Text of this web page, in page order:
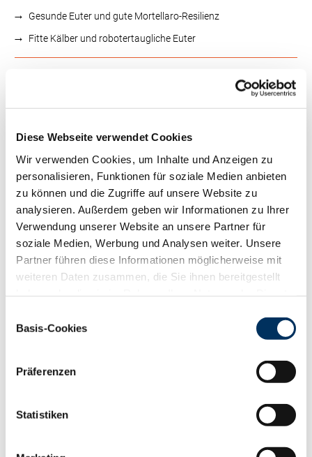
Diese Webseite verwendet Cookies
Wir verwenden Cookies, um Inhalte und Anzeigen zu
personalisieren, Funktionen für soziale Medien anbieten
zu können und die Zugriffe auf unsere Website zu
analysieren. Außerdem geben wir Informationen zu Ihrer
Verwendung unserer Website an unsere Partner für
soziale Medien, Werbung und Analysen weiter. Unsere
Partner führen diese Informationen möglicherweise mit
weiteren Daten zusammen, die Sie ihnen bereitgestellt
Cookies, wenn Sie unsere Webseite weiterhin nutzen.
Basis-Cookies
Präferenzen
Statistiken
Gesunde Euter und gute Mortellaro-Resilienz
Fitte Kälber und robotertaugliche Euter
88 100 112 124
RZS
RZR
RZKd
101
RZKm
RZÖko
126
Gesundheit
88 100 112 124
RZGesund
117
RZEuterfit
RZKlaue
114
RZRepro
107
RZ
Kälberfit 115
125
Tö./Betr.
773/333
Fett %
-0.11